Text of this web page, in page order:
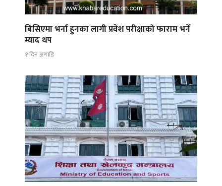
बिसिएमा भर्ना हुनका लागी प्रवेश परीक्षाको फाराम भर्ने
म्याद थप
१ दिन अगाडि